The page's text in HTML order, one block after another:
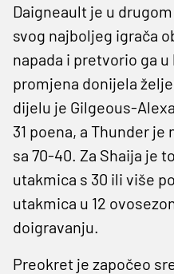
Daigneault je u
svog najboljeg igrača
napada i pretvorio ga
promjena donijela
dijelu je Gilgeous-
31 poena, a Thunder
sa 70-40. Za Shaija je
utakmica s 30 ili više
utakmica u 12
doigravanju.
Preokret je započeo